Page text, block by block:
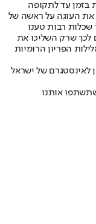
בזמן עד לתקופה
את העוגה על ראשה של
שכלות רבות טענו
לכך שרק השליכו את
הפריון הרומיות
לאינסטגרם של ישראל
אותנו